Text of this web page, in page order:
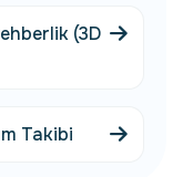
(3D
Takibi